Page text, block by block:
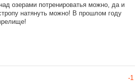
озерами потренироватья можно, да и
натянуть можно! В прошлом году
-1